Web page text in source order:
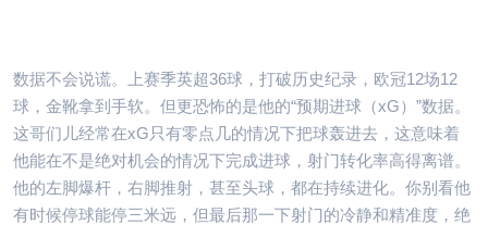
数据不会说谎。上赛季英超36球，打破历史纪录，欧冠12场12
球，金靴拿到手软。但更恐怖的是他的“预期进球（xG）”数据。
这哥们儿经常在xG只有零点几的情况下把球轰进去，这意味着
他能在不是绝对机会的情况下完成进球，射门转化率高得离谱。
他的左脚爆杆，右脚推射，甚至头球，都在持续进化。你别看他
有时候停球能停三米远，但最后那一下射门的冷静和精准度，绝